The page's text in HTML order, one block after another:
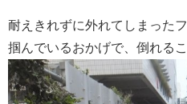
耐えきれずに外れてしまった
掴んでいるおかげで、倒れる